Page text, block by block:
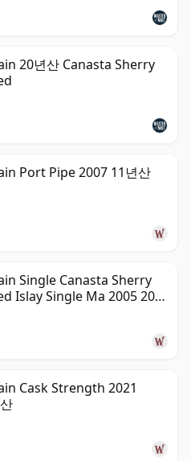
20년산 Canasta Sherry
Port Pipe 2007 11년산
Single Canasta Sherry
Islay Single Ma 2005 20년
Cask Strength 2021